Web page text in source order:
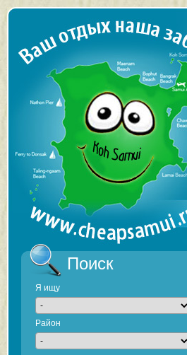
Поиск
Я ищу
Район